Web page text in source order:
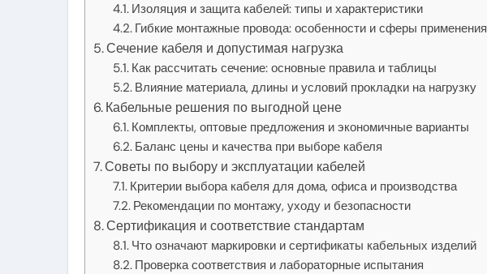
Изоляция и защита кабелей: типы и характеристики
Гибкие монтажные провода: особенности и сферы применения
Сечение кабеля и допустимая нагрузка
Как рассчитать сечение: основные правила и таблицы
Влияние материала, длины и условий прокладки на нагрузку
Кабельные решения по выгодной цене
Комплекты, оптовые предложения и экономичные варианты
Баланс цены и качества при выборе кабеля
Советы по выбору и эксплуатации кабелей
Критерии выбора кабеля для дома, офиса и производства
Рекомендации по монтажу, уходу и безопасности
Сертификация и соответствие стандартам
Что означают маркировки и сертификаты кабельных изделий
Проверка соответствия и лабораторные испытания